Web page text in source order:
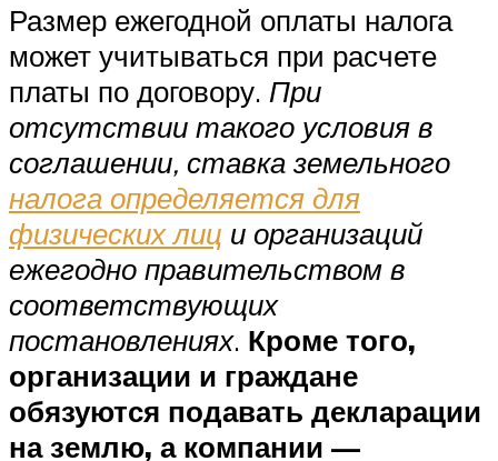
Размер ежегодной оплаты налога
может учитываться при расчете
платы по договору. При
отсутствии такого условия в
соглашении, ставка земельного
налога определяется для
физических лиц и организаций
ежегодно правительством в
соответствующих
постановлениях. Кроме того,
организации и граждане
обязуются подавать декларации
на землю, а компании —